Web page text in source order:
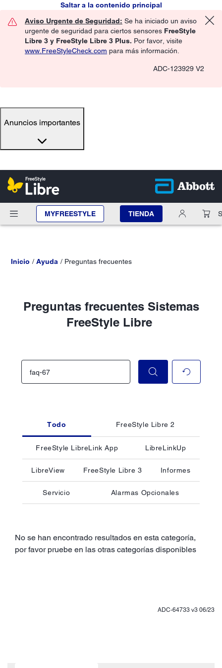
Saltar a la contenido principal
Aviso Urgente de Seguridad: Se ha iniciado un aviso
urgente de seguridad para ciertos sensores FreeStyle
Libre 3 y FreeStyle Libre 3 Plus. Por favor, visite
www.FreeStyleCheck.com para más información.
ADC-123929 V2
Anuncios importantes
MYFREESTYLE TIENDA
Inicio Ayuda Preguntas frecuentes
Preguntas frecuentes Sistemas
FreeStyle Libre
Todo FreeStyle Libre 2
FreeStyle LibreLink App LibreLinkUp
LibreView FreeStyle Libre 3 Informes
Servicio Alarmas Opcionales
No se han encontrado resultados en esta categoría,
por favor pruebe en las otras categorías disponibles
ADC-64733 v3 06/23